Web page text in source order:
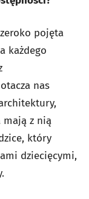
pojęta
każdego
nas
mają z nią
który
dziecięcymi,